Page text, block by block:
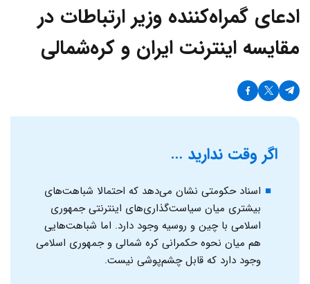
ادعای گمراه‌کننده وزیر ارتباطات در
مقایسه اینترنت ایران و کره‌شمالی
اگر وقت ندارید …
اسناد حکومتی نشان می‌دهد که احتمالا شباهت‌های
بیشتری میان سیاست‌گذاری‌های اینترنتی جمهوری
اسلامی با چین و روسیه وجود دارد. اما شباهت‌هایی
هم میان نحوه حکمرانی کره شمالی و جمهوری اسلامی
وجود دارد که قابل چشم‌پوشی نیست.